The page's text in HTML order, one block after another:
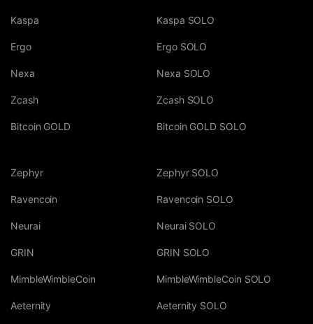
Kaspa
Ergo
Nexa
Zcash
Bitcoin GOLD
Kaspa SOLO
Ergo SOLO
Nexa SOLO
Zcash SOLO
Bitcoin GOLD SOLO
Zephyr
Ravencoin
Neurai
GRIN
MimbleWimbleCoin
Aeternity
Zephyr SOLO
Ravencoin SOLO
Neurai SOLO
GRIN SOLO
MimbleWimbleCoin SOLO
Aeternity SOLO